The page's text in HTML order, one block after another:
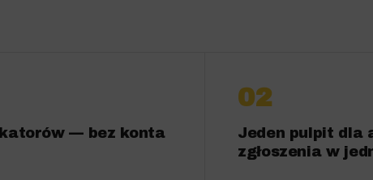
— bez konta
02
Jeden pulpit dla
zgłoszenia w